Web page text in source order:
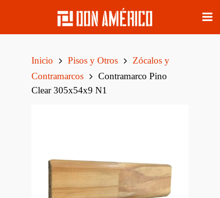
Inicio Pisos y Otros
Zócalos y
Contramarcos
Contramarco Pino
Clear 305x54x9 N1